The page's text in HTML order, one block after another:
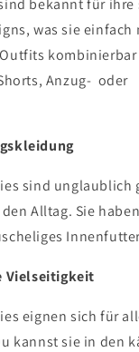
bekannt für
was sie einfach
kombinierbar
Anzug- oder
sind unglaublich
Alltag. Sie
Vielseitigkeit
eignen sich für
kannst sie in den